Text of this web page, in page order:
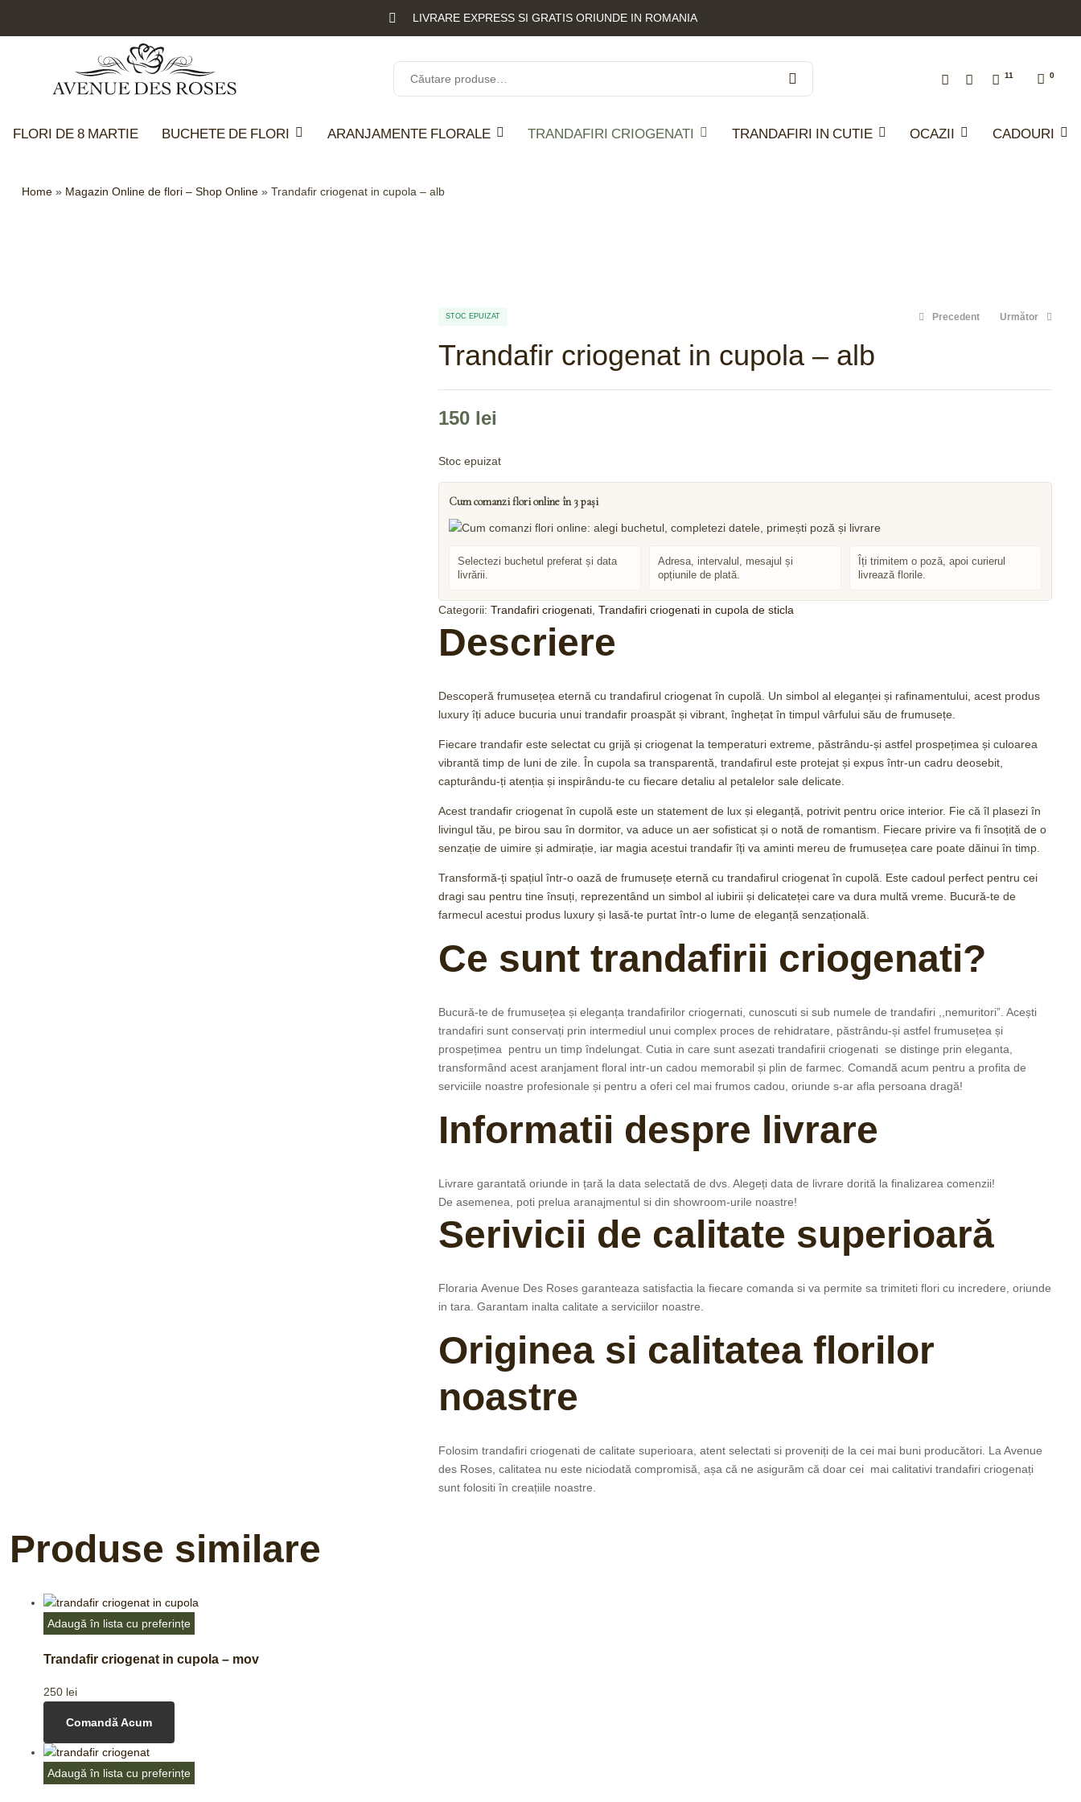
LIVRARE EXPRESS SI GRATIS ORIUNDE IN ROMANIA
11 0
FLORI DE 8 MARTIE BUCHETE DE FLORI ARANJAMENTE FLORALE TRANDAFIRI CRIOGENATI TRANDAFIRI IN CUTIE OCAZII CADOURI
Home » Magazin Online de flori – Shop Online » Trandafir criogenat in cupola – alb
STOC EPUIZAT Precedent Următor
Trandafir criogenat in cupola – alb
150 lei
Stoc epuizat
Cum comanzi flori online în 3 pași
Selectezi buchetul preferat și data
livrării.
Adresa, intervalul, mesajul și
opțiunile de plată.
Îți trimitem o poză, apoi curierul
livrează florile.
Categorii: Trandafiri criogenati, Trandafiri criogenati in cupola de sticla
Descriere
Descoperă frumusețea eternă cu trandafirul criogenat în cupolă. Un simbol al eleganței și rafinamentului, acest produs
luxury îți aduce bucuria unui trandafir proaspăt și vibrant, înghețat în timpul vârfului său de frumusețe.
Fiecare trandafir este selectat cu grijă și criogenat la temperaturi extreme, păstrându-și astfel prospețimea și culoarea
vibrantă timp de luni de zile. În cupola sa transparentă, trandafirul este protejat și expus într-un cadru deosebit,
capturându-ți atenția și inspirându-te cu fiecare detaliu al petalelor sale delicate.
Acest trandafir criogenat în cupolă este un statement de lux și eleganță, potrivit pentru orice interior. Fie că îl plasezi în
livingul tău, pe birou sau în dormitor, va aduce un aer sofisticat și o notă de romantism. Fiecare privire va fi însoțită de o
senzație de uimire și admirație, iar magia acestui trandafir îți va aminti mereu de frumusețea care poate dăinui în timp.
Transformă-ți spațiul într-o oază de frumusețe eternă cu trandafirul criogenat în cupolă. Este cadoul perfect pentru cei
dragi sau pentru tine însuți, reprezentând un simbol al iubirii și delicateței care va dura multă vreme. Bucură-te de
farmecul acestui produs luxury și lasă-te purtat într-o lume de eleganță senzațională.
Ce sunt trandafirii criogenati?
Bucură-te de frumusețea și eleganța trandafirilor criogernati, cunoscuti si sub numele de trandafiri ,,nemuritori”. Acești
trandafiri sunt conservați prin intermediul unui complex proces de rehidratare, păstrându-și astfel frumusețea și
prospețimea pentru un timp îndelungat. Cutia in care sunt asezati trandafirii criogenati se distinge prin eleganta,
transformând acest aranjament floral intr-un cadou memorabil și plin de farmec. Comandă acum pentru a profita de
serviciile noastre profesionale și pentru a oferi cel mai frumos cadou, oriunde s-ar afla persoana dragă!
Informatii despre livrare
Livrare garantată oriunde in țară la data selectată de dvs. Alegeți data de livrare dorită la finalizarea comenzii!
De asemenea, poti prelua aranajmentul si din showroom-urile noastre!
Serivicii de calitate superioară
Floraria Avenue Des Roses garanteaza satisfactia la fiecare comanda si va permite sa trimiteti flori cu incredere, oriunde
in tara. Garantam inalta calitate a serviciilor noastre.
Originea si calitatea florilor
noastre
Folosim trandafiri criogenati de calitate superioara, atent selectati si proveniți de la cei mai buni producători. La Avenue
des Roses, calitatea nu este niciodată compromisă, așa că ne asigurăm că doar cei mai calitativi trandafiri criogenați
sunt folositi în creațiile noastre.
Produse similare
Adaugă în lista cu preferințe
Trandafir criogenat in cupola – mov
250 lei
Comandă Acum
Adaugă în lista cu preferințe